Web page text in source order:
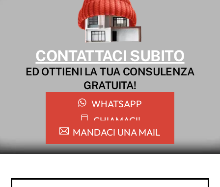
CONTATTACI SUBITO
ED OTTIENI LA TUA CONSULENZA
GRATUITA!
WHATSAPP
CHIAMACI!
MANDACI UNA MAIL